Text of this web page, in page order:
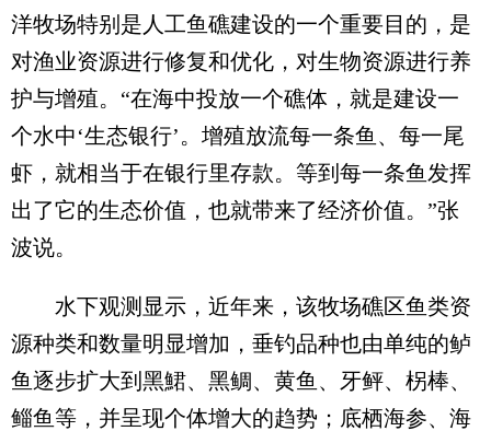
洋牧场特别是人工鱼礁建设的一个重要目的，是
对渔业资源进行修复和优化，对生物资源进行养
护与增殖。“在海中投放一个礁体，就是建设一
个水中‘生态银行’。增殖放流每一条鱼、每一尾
虾，就相当于在银行里存款。等到每一条鱼发挥
出了它的生态价值，也就带来了经济价值。”张
波说。
水下观测显示，近年来，该牧场礁区鱼类资
源种类和数量明显增加，垂钓品种也由单纯的鲈
鱼逐步扩大到黑鮶、黑鲷、黄鱼、牙鲆、柺棒、
鲻鱼等，并呈现个体增大的趋势；底栖海参、海